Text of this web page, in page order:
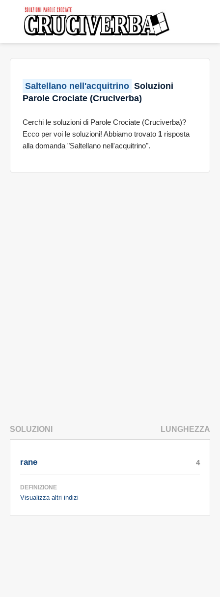
Saltellano nell'acquitrino Soluzioni
Parole Crociate (Cruciverba)
Cerchi le soluzioni di Parole Crociate (Cruciverba)?
Ecco per voi le soluzioni! Abbiamo trovato 1 risposta
alla domanda "Saltellano nell'acquitrino".
SOLUZIONI LUNGHEZZA
rane
DEFINIZIONE
Visualizza altri indizi
4